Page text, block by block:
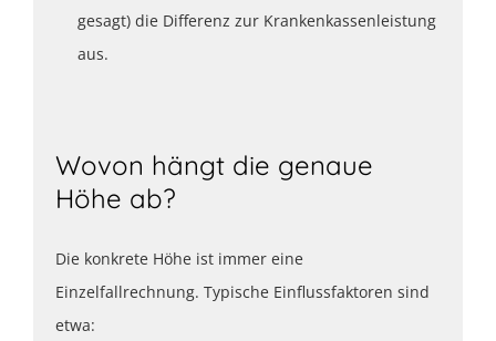
gesagt) die Differenz zur Krankenkassenleistung
aus.
Wovon hängt die genaue
Höhe ab?
Die konkrete Höhe ist immer eine
Einzelfallrechnung. Typische Einflussfaktoren sind
etwa: